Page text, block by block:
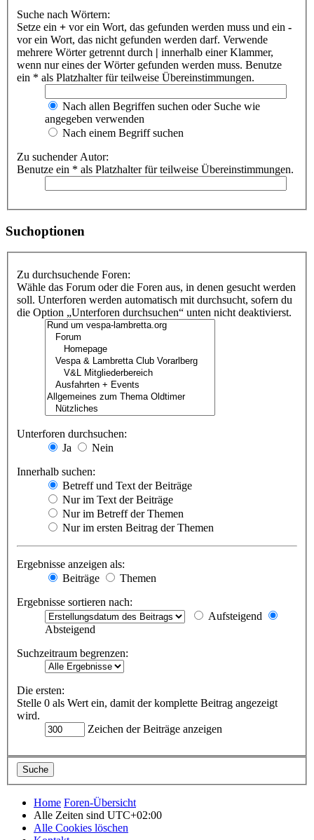
Suche nach Wörtern:
Setze ein + vor ein Wort, das gefunden werden muss und ein -
vor ein Wort, das nicht gefunden werden darf. Verwende
mehrere Wörter getrennt durch | innerhalb einer Klammer,
wenn nur eines der Wörter gefunden werden muss. Benutze
ein * als Platzhalter für teilweise Übereinstimmungen.
Nach allen Begriffen suchen oder Suche wie
angegeben verwenden
Nach einem Begriff suchen
Zu suchender Autor:
Benutze ein * als Platzhalter für teilweise Übereinstimmungen.
Suchoptionen
Zu durchsuchende Foren:
Wähle das Forum oder die Foren aus, in denen gesucht werden
soll. Unterforen werden automatisch mit durchsucht, sofern du
die Option „Unterforen durchsuchen“ unten nicht deaktivierst.
Unterforen durchsuchen:
Ja
Nein
Innerhalb suchen:
Betreff und Text der Beiträge
Nur im Text der Beiträge
Nur im Betreff der Themen
Nur im ersten Beitrag der Themen
Ergebnisse anzeigen als:
Beiträge
Themen
Ergebnisse sortieren nach:
Aufsteigend
Absteigend
Suchzeitraum begrenzen:
Die ersten:
Stelle 0 als Wert ein, damit der komplette Beitrag angezeigt
wird.
Zeichen der Beiträge anzeigen
Home Foren-Übersicht
Alle Zeiten sind UTC+02:00
Alle Cookies löschen